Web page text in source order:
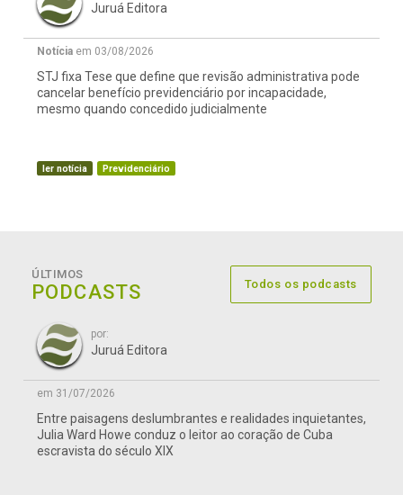
Juruá Editora
Notícia em 03/08/2026
STJ fixa Tese que define que revisão administrativa pode
cancelar benefício previdenciário por incapacidade,
mesmo quando concedido judicialmente
ler notícia Previdenciário
ÚLTIMOS
PODCASTS Todos os podcasts
por:
Juruá Editora
em 31/07/2026
Entre paisagens deslumbrantes e realidades inquietantes,
Julia Ward Howe conduz o leitor ao coração de Cuba
escravista do século XIX